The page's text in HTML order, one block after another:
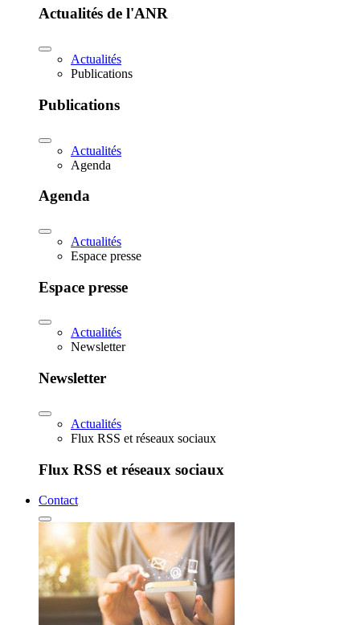
Actualités de l'ANR
Actualités
Publications
Publications
Actualités
Agenda
Agenda
Actualités
Espace presse
Espace presse
Actualités
Newsletter
Newsletter
Actualités
Flux RSS et réseaux sociaux
Flux RSS et réseaux sociaux
Contact